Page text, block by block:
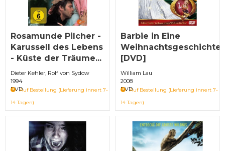
Rosamunde Pilcher -
Karussell des Lebens
- Küste der Träume...
Dieter Kehler, Rolf von Sydow
1994
DVDAuf Bestellung (Lieferung innert 7-
14 Tagen)
Barbie in Eine
Weihnachtsgeschichte
[DVD]
William Lau
2008
DVDAuf Bestellung (Lieferung innert 7-
14 Tagen)